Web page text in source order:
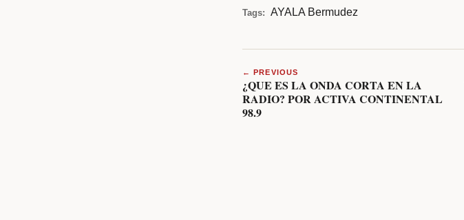
Tags: AYALA Bermudez
← PREVIOUS
¿QUE ES LA ONDA CORTA EN LA
RADIO? POR ACTIVA CONTINENTAL
98.9